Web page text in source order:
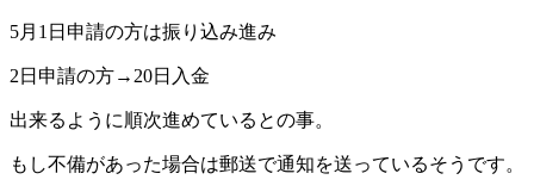
5月 1 日申請の方は振り込み進み
2日申請の方→20日入金
出来るように順次進めているとの事。
もし不備があった場合は郵送で通知を送っているそうです。